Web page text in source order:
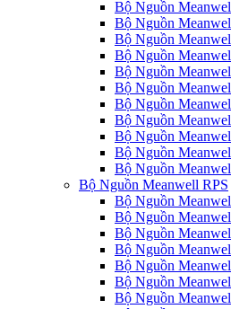
Bộ Nguồn
Bộ Nguồn
Bộ Nguồn
Bộ Nguồn
Bộ Nguồn
Bộ Nguồn
Bộ Nguồn
Bộ Nguồn
Bộ Nguồn
Bộ Nguồn
Bộ Nguồn
Bộ Nguồn Meanwell RPS
Bộ Nguồn
Bộ Nguồn
Bộ Nguồn
Bộ Nguồn
Bộ Nguồn
Bộ Nguồn
Bộ Nguồn